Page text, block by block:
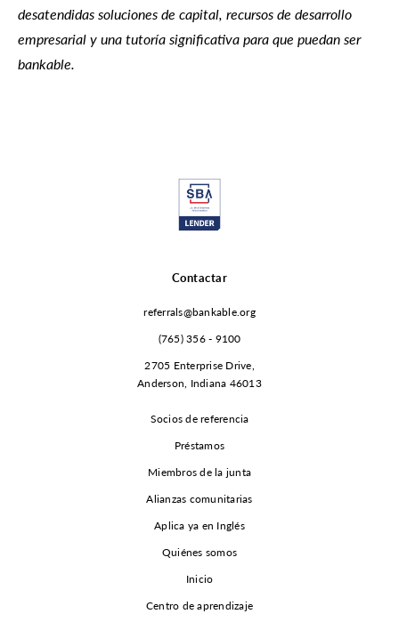
desatendidas soluciones de capital, recursos de desarrollo
empresarial y una tutoría significativa para que puedan ser
bankable.
Contactar
referrals@bankable.org
(765) 356 - 9100
2705 Enterprise Drive,
Anderson, Indiana 46013
Socios de referencia
Préstamos
Miembros de la junta
Alianzas comunitarias
Aplica ya en Inglés
Quiénes somos
Inicio
Centro de aprendizaje